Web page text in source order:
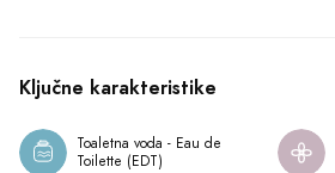
Ključne karakteristike
Toaletna voda - Eau de
Toilette (EDT)